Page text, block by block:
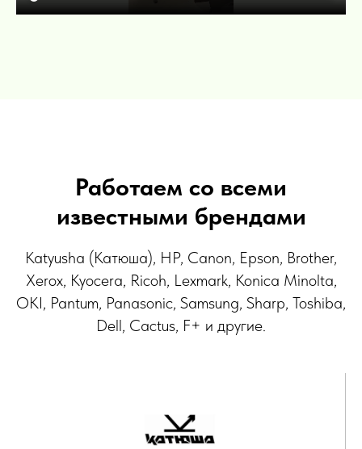
Работаем со всеми
известными брендами
Katyusha (Катюша), HP, Canon, Epson, Brother,
Xerox, Kyocera, Ricoh, Lexmark, Konica Minolta,
OKI, Pantum, Panasonic, Samsung, Sharp, Toshiba,
Dell, Cactus, F+ и другие.